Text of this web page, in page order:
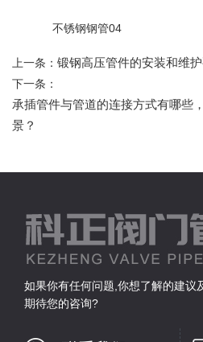
不锈钢钢管04
上一条： 锻钢高压管件的安装和维
下一条：
承插管件与管道的连接方式有哪些
景？
如果你有任何问题,你想了解的建议
期待您的咨询?